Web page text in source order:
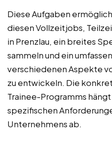
Diese Aufgaben
diesen Vollzeitjobs,
in Prenzlau, ein breites
sammeln und ein
verschiedenen Aspekte
zu entwickeln. Die
Trainee-Programms
spezifischen
Unternehmens ab.